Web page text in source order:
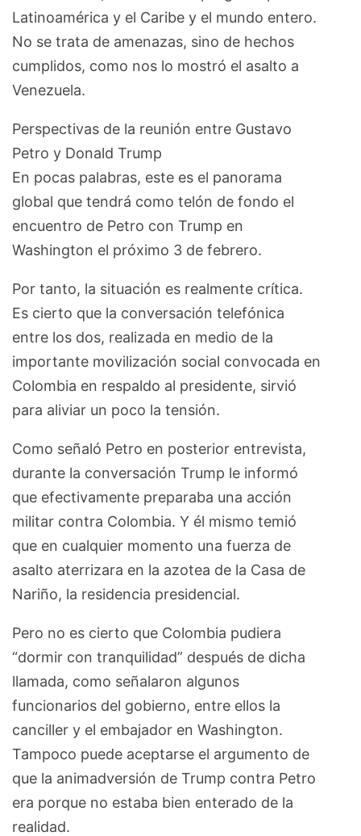
Latinoamérica y el Caribe y el mundo entero.
No se trata de amenazas, sino de hechos
cumplidos, como nos lo mostró el asalto a
Venezuela.
Perspectivas de la reunión entre Gustavo
Petro y Donald Trump
En pocas palabras, este es el panorama
global que tendrá como telón de fondo el
encuentro de Petro con Trump en
Washington el próximo 3 de febrero.
Por tanto, la situación es realmente crítica.
Es cierto que la conversación telefónica
entre los dos, realizada en medio de la
importante movilización social convocada en
Colombia en respaldo al presidente, sirvió
para aliviar un poco la tensión.
Como señaló Petro en posterior entrevista,
durante la conversación Trump le informó
que efectivamente preparaba una acción
militar contra Colombia. Y él mismo temió
que en cualquier momento una fuerza de
asalto aterrizara en la azotea de la Casa de
Nariño, la residencia presidencial.
Pero no es cierto que Colombia pudiera
“dormir con tranquilidad” después de dicha
llamada, como señalaron algunos
funcionarios del gobierno, entre ellos la
canciller y el embajador en Washington.
Tampoco puede aceptarse el argumento de
que la animadversión de Trump contra Petro
era porque no estaba bien enterado de la
realidad.